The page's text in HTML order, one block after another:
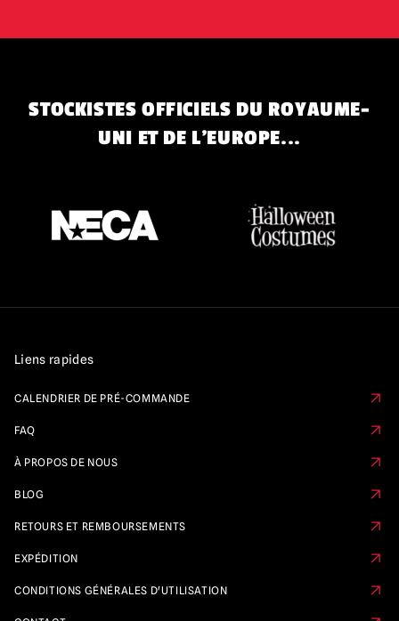
STOCKISTES OFFICIELS DU ROYAUME-
UNI ET DE L'EUROPE...
Liens rapides
CALENDRIER DE PRÉ-COMMANDE
FAQ
À PROPOS DE NOUS
BLOG
RETOURS ET REMBOURSEMENTS
EXPÉDITION
CONDITIONS GÉNÉRALES D'UTILISATION